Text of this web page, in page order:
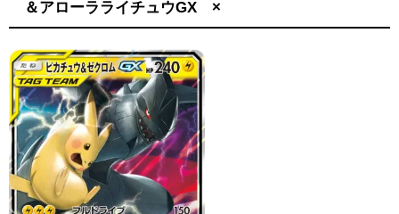
＆アローラライチュウGX ×